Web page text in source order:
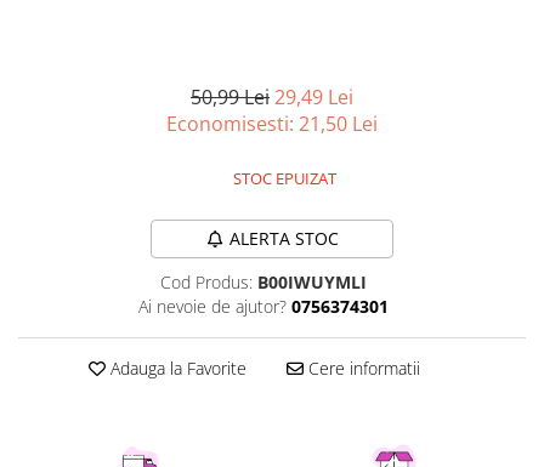
Kit-uri automatizari porti si usi
Mobila Living & Dining
Organizare si depozitare
Silicon, spume si solutii tehnice
Textile si covoare
50,99 Lei29,49 Lei
Economisesti: 21,50 Lei
STOC EPUIZAT
ALERTA STOC
Cod Produs: B00IWUYMLI
Ai nevoie de ajutor? 0756374301
Adauga la Favorite Cere informatii